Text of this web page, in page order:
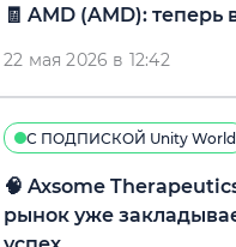
🧾 AMD (AMD): теперь
22 мая 2026 в 12:42
С ПОДПИСКОЙ Unity World
🧠 Axsome
рынок уже